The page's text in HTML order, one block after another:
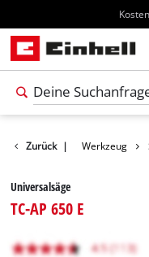
Zurück |
Produkte Werkzeug
Universalsäge
TC-AP 650 E